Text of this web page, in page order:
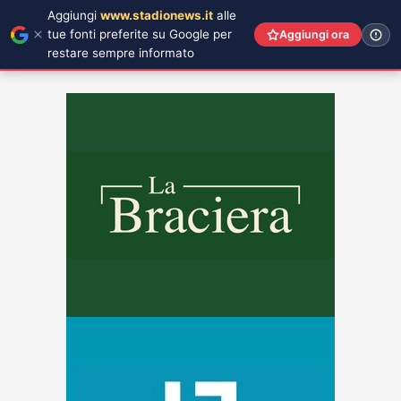
Aggiungi www.stadionews.it alle
tue fonti preferite su Google per
restare sempre informato
Aggiungi ora